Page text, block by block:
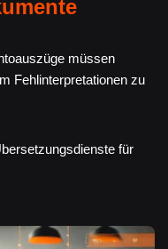
müssen
Fehlinterpretationen zu
für